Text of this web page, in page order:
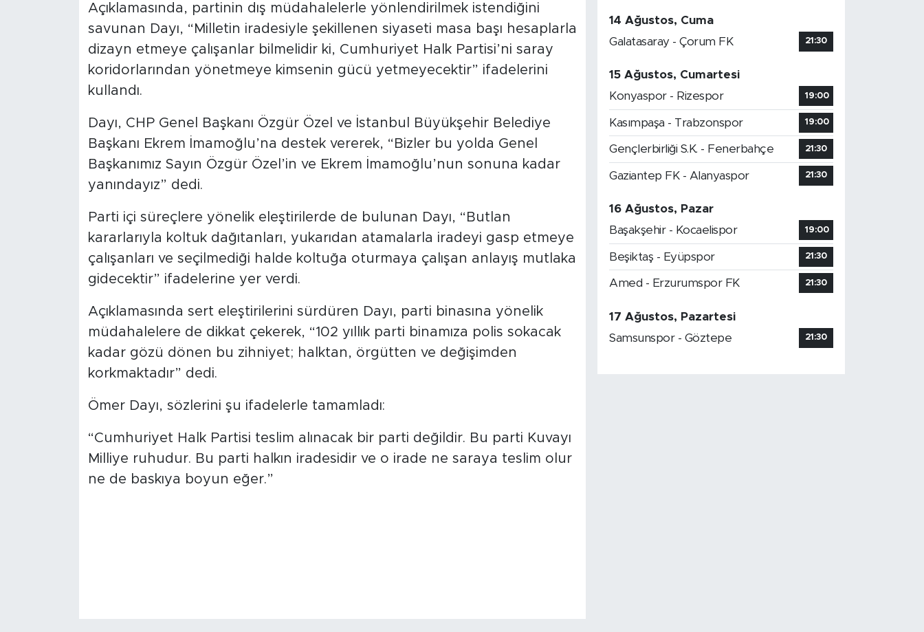
Açıklamasında, partinin dış müdahalelerle yönlendirilmek istendiğini
savunan Dayı, “Milletin iradesiyle şekillenen siyaseti masa başı hesaplarla
dizayn etmeye çalışanlar bilmelidir ki, Cumhuriyet Halk Partisi’ni saray
koridorlarından yönetmeye kimsenin gücü yetmeyecektir” ifadelerini
kullandı.
Dayı, CHP Genel Başkanı Özgür Özel ve İstanbul Büyükşehir Belediye
Başkanı Ekrem İmamoğlu’na destek vererek, “Bizler bu yolda Genel
Başkanımız Sayın Özgür Özel’in ve Ekrem İmamoğlu’nun sonuna kadar
yanındayız” dedi.
Parti içi süreçlere yönelik eleştirilerde de bulunan Dayı, “Butlan
kararlarıyla koltuk dağıtanları, yukarıdan atamalarla iradeyi gasp etmeye
çalışanları ve seçilmediği halde koltuğa oturmaya çalışan anlayış mutlaka
gidecektir” ifadelerine yer verdi.
Açıklamasında sert eleştirilerini sürdüren Dayı, parti binasına yönelik
müdahalelere de dikkat çekerek, “102 yıllık parti binamıza polis sokacak
kadar gözü dönen bu zihniyet; halktan, örgütten ve değişimden
korkmaktadır” dedi.
Ömer Dayı, sözlerini şu ifadelerle tamamladı:
“Cumhuriyet Halk Partisi teslim alınacak bir parti değildir. Bu parti Kuvayı
Milliye ruhudur. Bu parti halkın iradesidir ve o irade ne saraya teslim olur
ne de baskıya boyun eğer.”
14 Ağustos, Cuma
Galatasaray - Çorum FK
21:30
15 Ağustos, Cumartesi
Konyaspor - Rizespor
19:00
Kasımpaşa - Trabzonspor 19:00
Gençlerbirliği S.K. - Fenerbahçe 21:30
Gaziantep FK - Alanyaspor 21:30
16 Ağustos, Pazar
Başakşehir - Kocaelispor
19:00
Beşiktaş - Eyüpspor 21:30
Amed - Erzurumspor FK 21:30
17 Ağustos, Pazartesi
Samsunspor - Göztepe
21:30